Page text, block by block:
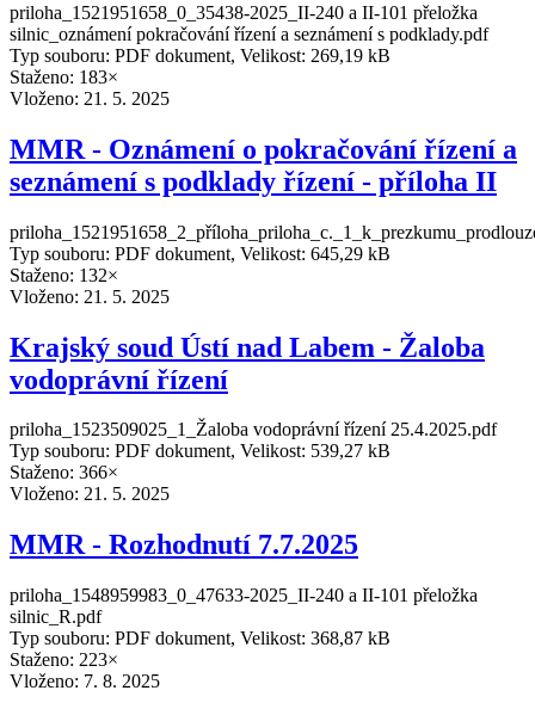
priloha_1521951658_0_35438-2025_II-240 a II-101 přeložka
silnic_oznámení pokračování řízení a seznámení s podklady.pdf
Typ souboru: PDF dokument, Velikost: 269,19 kB
Staženo: 183×
Vloženo: 21. 5. 2025
MMR - Oznámení o pokračování řízení a
seznámení s podklady řízení - příloha II
Typ souboru: PDF dokument, Velikost: 645,29 kB
Staženo: 132×
Vloženo: 21. 5. 2025
Krajský soud Ústí nad Labem - Žaloba
vodoprávní řízení
priloha_1523509025_1_Žaloba vodoprávní řízení 25.4.2025.pdf
Typ souboru: PDF dokument, Velikost: 539,27 kB
Staženo: 366×
Vloženo: 21. 5. 2025
MMR - Rozhodnutí 7.7.2025
priloha_1548959983_0_47633-2025_II-240 a II-101 přeložka
silnic_R.pdf
Typ souboru: PDF dokument, Velikost: 368,87 kB
Staženo: 223×
Vloženo: 7. 8. 2025